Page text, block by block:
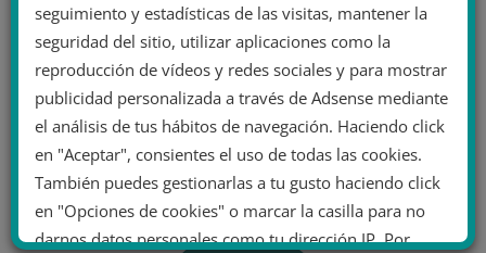
seguimiento y estadísticas de las visitas, mantener la
seguridad del sitio, utilizar aplicaciones como la
reproducción de vídeos y redes sociales y para mostrar
publicidad personalizada a través de Adsense mediante
el análisis de tus hábitos de navegación. Haciendo click
en "Aceptar", consientes el uso de todas las cookies.
También puedes gestionarlas a tu gusto haciendo click
en "Opciones de cookies" o marcar la casilla para no
darnos datos personales como tu dirección IP. Por